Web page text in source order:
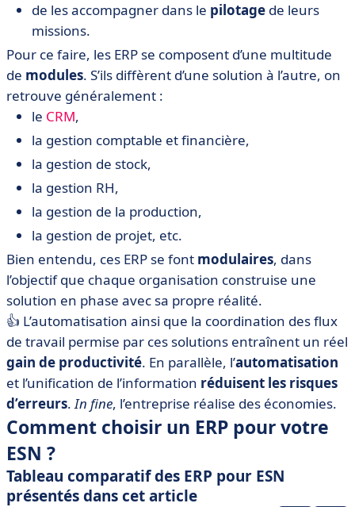
de les accompagner dans le pilotage de leurs
missions.
Pour ce faire, les ERP se composent d’une multitude
de modules. S’ils diffèrent d’une solution à l’autre, on
retrouve généralement :
le CRM,
la gestion comptable et financière,
la gestion de stock,
la gestion RH,
la gestion de la production,
la gestion de projet, etc.
Bien entendu, ces ERP se font modulaires, dans
l’objectif que chaque organisation construise une
solution en phase avec sa propre réalité.
👍 L’automatisation ainsi que la coordination des flux
de travail permise par ces solutions entraînent un réel
gain de productivité. En parallèle, l’automatisation
et l’unification de l’information réduisent les risques
d’erreurs.In fine, l’entreprise réalise des économies.
Comment choisir un ERP pour votre
ESN ?
Tableau comparatif des ERP pour ESN
présentés dans cet article